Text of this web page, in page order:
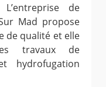
de
Mad propose
de qualité et elle
travaux de
hydrofugation